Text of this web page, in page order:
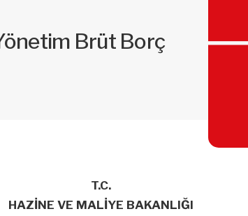
Brüt Borç
T.C.
HAZİNE VE MALİYE BAKANLIĞI